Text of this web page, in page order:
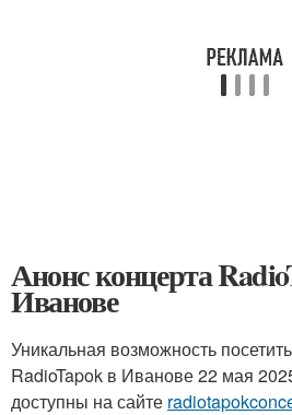
Анонс концерта
Иванове
Уникальная возможность
RadioTapok в Иванове 22 мая
доступны на сайте